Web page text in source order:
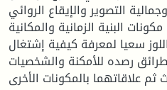
التصوير والإيقاع الروائي.
البنية الزمانية والمكانية
سعيا لمعرفة كيفية إشتغال
رصده للأمكنة والشخصيات